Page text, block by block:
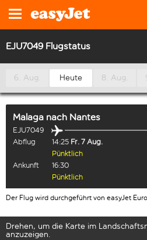
EJU7049 Flugstatus
6. Aug. Heute 8. Aug.
Malaga nach Nantes
EJU7049
Abflug
14:25 Fr. 7 Aug.
Pünktlich
Ankunft
16:30
Pünktlich
Der Flug wird durchgeführt von easyJet
Drehen, um die Karte im
anzuzeigen.